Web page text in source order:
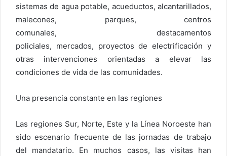
sistemas de agua potable, acueductos, alcantarillados,
malecones, parques, centros
comunales, destacamentos
policiales, mercados, proyectos de electrificación y
otras intervenciones orientadas a elevar las
condiciones de vida de las comunidades.
Una presencia constante en las regiones
Las regiones Sur, Norte, Este y la Línea Noroeste han
sido escenario frecuente de las jornadas de trabajo
del mandatario. En muchos casos, las visitas han